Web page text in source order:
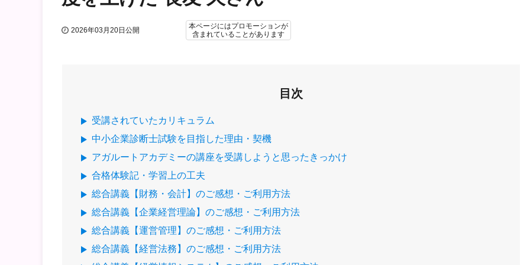
2026年03月20日公開
本ページにはプロモーションが
含まれていることがあります
目次
受講されていたカリキュラム
中小企業診断士試験を目指した理由・契機
アガルートアカデミーの講座を受講しようと思ったきっかけ
合格体験記・学習上の工夫
総合講義【財務・会計】のご感想・ご利用方法
総合講義【企業経営理論】のご感想・ご利用方法
総合講義【運営管理】のご感想・ご利用方法
総合講義【経営法務】のご感想・ご利用方法